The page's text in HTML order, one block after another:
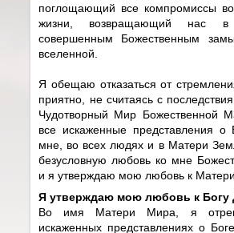
поглощающий все компромиссы
жизни, возвращающий нас в
совершенным Божественным
вселенной.
Я обещаю отказаться от
приятно, не считаясь с
Чудотворный Мир Божественной
все искаженные представления о
мне, во всех людях и в Матери
безусловную любовь ко мне
и я утверждаю мою любовь к Матери
Я утверждаю мою любовь к Богу
Во имя Матери Мира, я
искаженных представлениях о